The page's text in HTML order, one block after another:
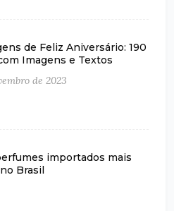
de Feliz Aniversário: 190
Imagens e Textos
de 2023
importados mais
Brasil